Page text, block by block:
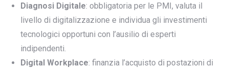
Diagnosi Digitale: obbligatoria per le PMI, valuta il
livello di digitalizzazione e individua gli investimenti
tecnologici opportuni con l’ausilio di esperti
indipendenti.
Digital Workplace: finanzia l’acquisto di postazioni di